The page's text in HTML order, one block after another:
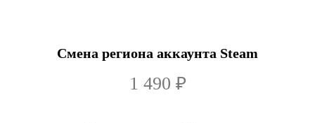
Смена региона аккаунта Steam
1 490 ₽